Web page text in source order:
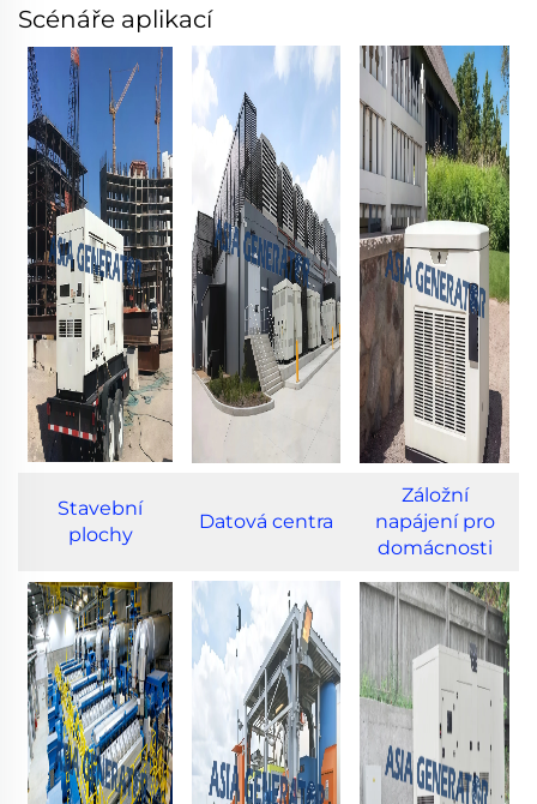
Scénáře aplikací
Stavební
plochy
Datová centra
Záložní
napájení pro
domácnosti